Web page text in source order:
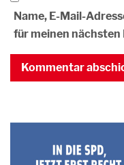
Name, E-Mail-
für meinen